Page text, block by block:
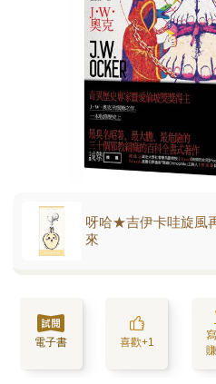
呀哈★吉伊卡哇旋風
來
電子書 喜歡+1